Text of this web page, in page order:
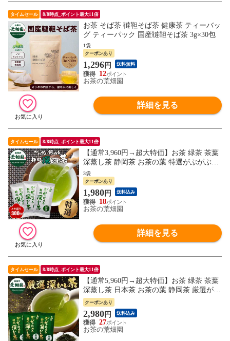
タイムセール 8/8時点_ポイント最大11倍
お茶 そば茶 韃靼そば茶 健康茶 ティーバッ
グ ティーパック 国産韃靼そば茶 3g×30包
1袋
クーポンあり
1,296円 送料無料
12
お茶の荒畑園
詳細を見る
タイムセール 8/8時点_ポイント最大11倍
【通常3,960円→超大特価】お茶 緑茶 茶葉
深蒸し茶 静岡茶 お茶の葉 特選がぶがぶ飲
める静岡深むし茶100g 3袋セット
3袋
クーポンあり
1,980円 送料込み
18
お茶の荒畑園
詳細を見る
タイムセール 8/8時点_ポイント最大11倍
【通常5,960円→超大特価】お茶 緑茶 茶葉
深蒸し茶 日本茶 お茶の葉 静岡茶 厳選がぶ
飲み静岡深むし茶 3袋セット
クーポンあり
2,980円 送料込み
27
お茶の荒畑園